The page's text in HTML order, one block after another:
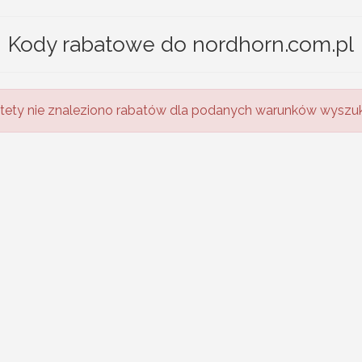
Kody rabatowe do nordhorn.com.pl
nie znaleziono rabatów dla podanych warunków